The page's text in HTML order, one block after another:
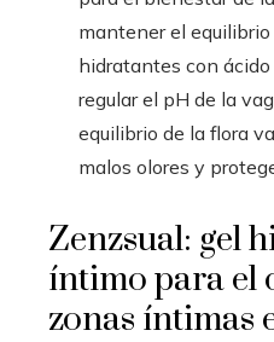
mantener el
hidratantes con
regular el pH de la
equilibrio de la flora
malos olores y
Zenzsual: gel
íntimo para el
zonas íntimas